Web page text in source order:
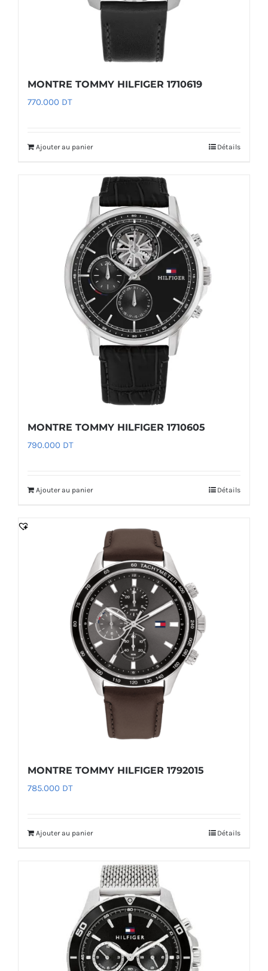
MONTRE TOMMY HILFIGER 1710619
770.000 DT
Ajouter au panier Détails
MONTRE TOMMY HILFIGER 1710605
790.000 DT
Ajouter au panier Détails
MONTRE TOMMY HILFIGER 1792015
785.000 DT
Ajouter au panier Détails